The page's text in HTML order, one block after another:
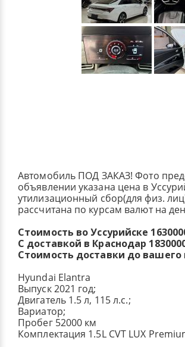
Автомобиль ПОД ЗАКАЗ! Фото
объявлении указана цена в
утилизационный сбор(для физ.
рассчитана по курсам валют на
Стоимость во Уссурийске
С доставкой в Краснодар
Стоимость доставки до
Hyundai Elantra
Выпуск 2021 год;
Двигатель 1.5 л, 115 л.с.;
Вариатор;
Пробег 52000 км
Комплектация 1.5L CVT LUX